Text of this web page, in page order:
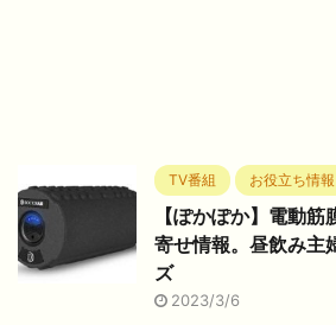
TV番組 お役立ち情報
【ぽかぽか】電動
寄せ情報。昼飲み主
ズ
2023/3/6